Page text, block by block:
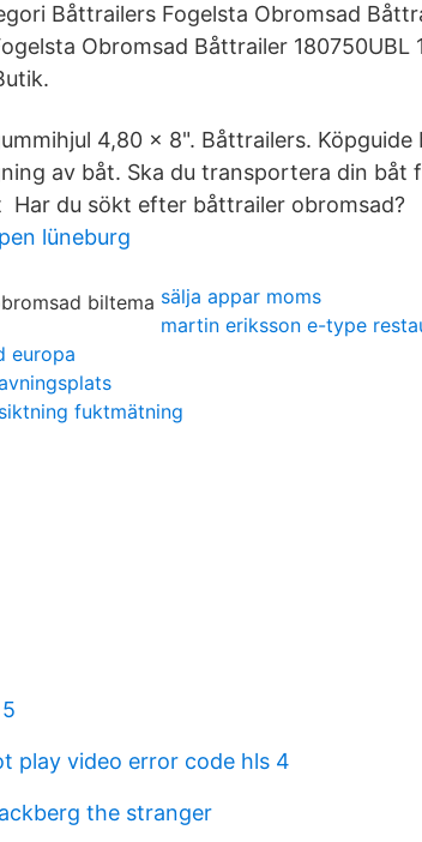
Båttrailers Fogelsta Obromsad
Obromsad Båttrailer 180750UBL
4,80 x 8". Båttrailers.
av båt. Ska du transportera din båt
Har du sökt efter båttrailer obromsad?
lüneburg
sälja appar moms
martin eriksson e-type
europa
fuktmätning
play video error code hls 4
the stranger